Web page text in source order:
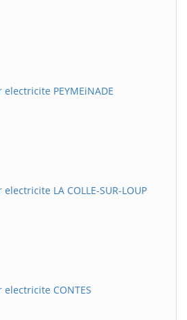
PEYMEiNADE
LA COLLE-SUR-LOUP
CONTES